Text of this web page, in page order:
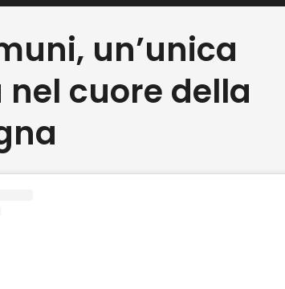
un’unica
cuore della